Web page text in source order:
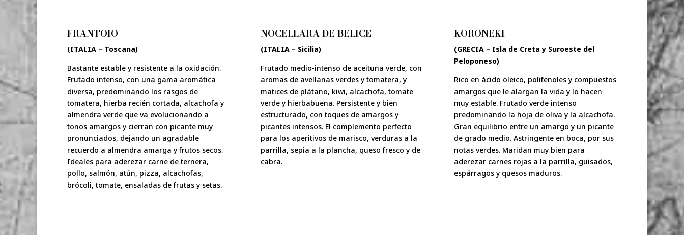
FRANTOIO
(ITALIA – Toscana)
Bastante estable y resistente a la oxidación.
Frutado intenso, con una gama aromática
diversa, predominando los rasgos de
tomatera, hierba recién cortada, alcachofa y
almendra verde que va evolucionando a
tonos amargos y cierran con picante muy
pronunciados, dejando un agradable
recuerdo a almendra amarga y frutos secos.
Ideales para aderezar carne de ternera,
pollo, salmón, atún, pizza, alcachofas,
brócoli, tomate, ensaladas de frutas y setas.
NOCELLARA DE BELICE
(ITALIA – Sicilia)
Frutado medio-intenso de aceituna verde, con
aromas de avellanas verdes y tomatera, y
matices de plátano, kiwi, alcachofa, tomate
verde y hierbabuena. Persistente y bien
estructurado, con toques de amargos y
picantes intensos. El complemento perfecto
para los aperitivos de marisco, verduras a la
parrilla, sepia a la plancha, queso fresco y de
cabra.
KORONEKI
(GRECIA – Isla de Creta y Suroeste del
Peloponeso)
Rico en ácido oleico, polifenoles y compuestos
amargos que le alargan la vida y lo hacen
muy estable. Frutado verde intenso
predominando la hoja de oliva y la alcachofa.
Gran equilibrio entre un amargo y un picante
de grado medio. Astringente en boca, por sus
notas verdes. Maridan muy bien para
aderezar carnes rojas a la parrilla, guisados,
espárragos y quesos maduros.